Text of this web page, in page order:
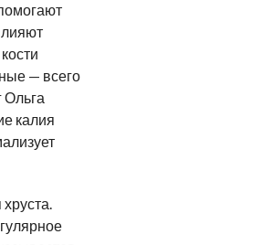
— всего
Ольга
калия